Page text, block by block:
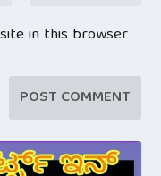
in this browser